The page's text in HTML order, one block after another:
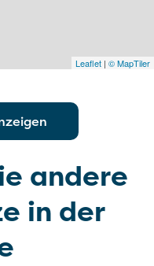
Leaflet | © MapTiler
andere
in der